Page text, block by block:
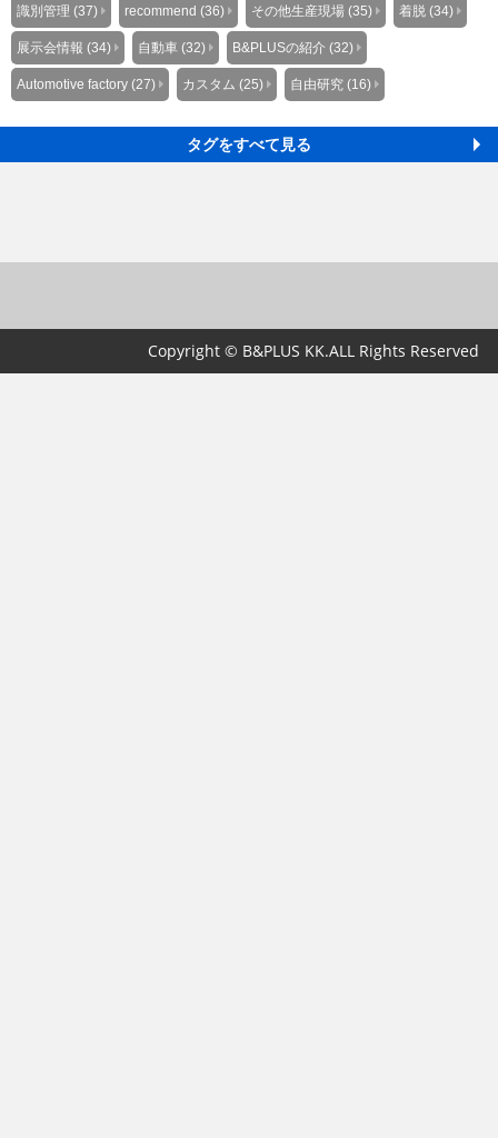
識別管理 (37) recommend (36) その他生産現場 (35) 着脱 (34)
展示会情報 (34) 自動車 (32) B&PLUSの紹介 (32)
Automotive factory (27) カスタム (25) 自由研究 (16)
タグをすべて見る
Copyright © B&PLUS KK.ALL Rights Reserved